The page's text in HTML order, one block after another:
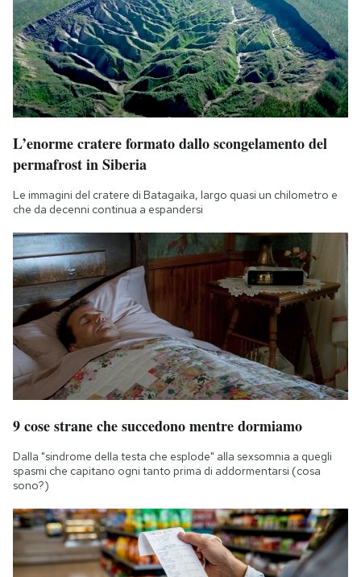
L’enorme cratere formato dallo scongelamento del
permafrost in Siberia
Le immagini del cratere di Batagaika, largo quasi un chilometro e
che da decenni continua a espandersi
9 cose strane che succedono mentre dormiamo
Dalla "sindrome della testa che esplode" alla sexsomnia a quegli
spasmi che capitano ogni tanto prima di addormentarsi (cosa
sono?)